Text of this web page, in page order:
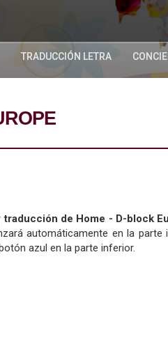
TRADUCCIÓN LETRA
traducción de Home - D-block
automáticamente en la parte
azul en la parte inferior.